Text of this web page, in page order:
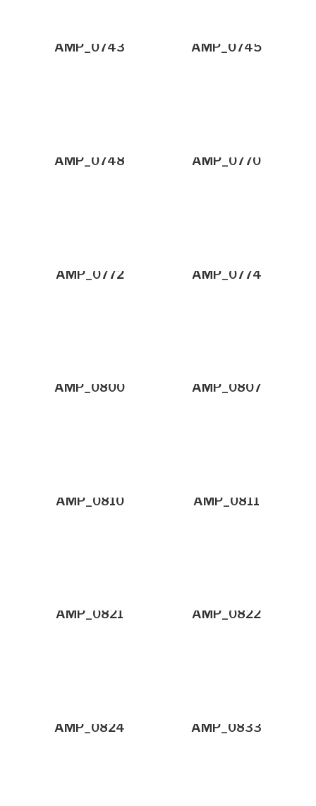
AMP_0743 AMP_0745
AMP_0748 AMP_0770
AMP_0772 AMP_0774
AMP_0800 AMP_0807
AMP_0810 AMP_0811
AMP_0821 AMP_0822
AMP_0824 AMP_0833